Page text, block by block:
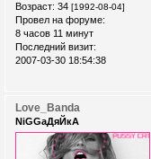
Возраст: 34 [1992-08-04]
Провел на форуме:
8 часов 11 минут
Последний визит:
2007-03-30 18:54:38
Love_Banda
NiGGaДяЙкА